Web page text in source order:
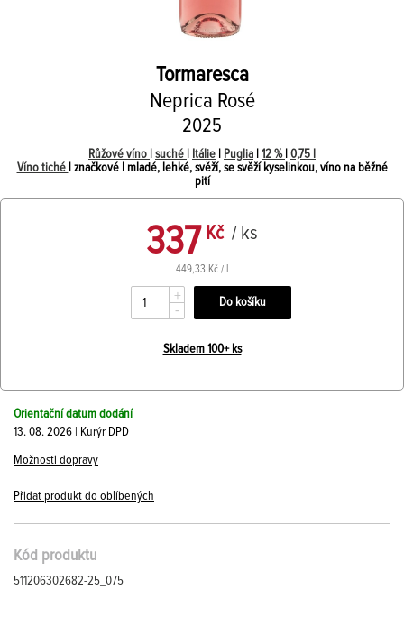
Tormaresca
Neprica Rosé
2025
Růžové víno suché Itálie Puglia 12 % 0,75 l
Víno tiché
| značkové | mladé, lehké, svěží, se svěží kyselinkou, víno na běžné
pití
337Kč / ks
449,33 Kč / l
+
-
Skladem 100+ ks
Orientační datum dodání
13. 08. 2026 | Kurýr DPD
Možnosti dopravy
Přidat produkt do oblíbených
Kód produktu
511206302682-25_075